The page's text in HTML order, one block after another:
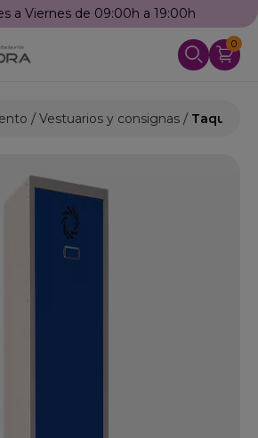
a Viernes de 09:00h a 19:00h
0
Vestuarios y consignas Taquilla